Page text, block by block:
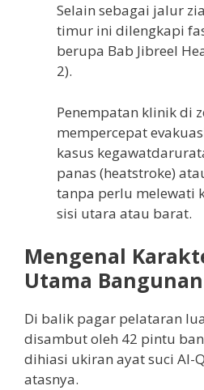
Selain sebagai jalur
timur ini dilengkapi
berupa Bab Jibreel
2).
Penempatan klinik di
mempercepat
kasus
panas (heatstroke)
tanpa perlu melewati
sisi utara atau barat.
Mengenal
Utama
Di balik pagar pelataran
disambut oleh 42 pintu
dihiasi ukiran ayat suci Al-
atasnya.